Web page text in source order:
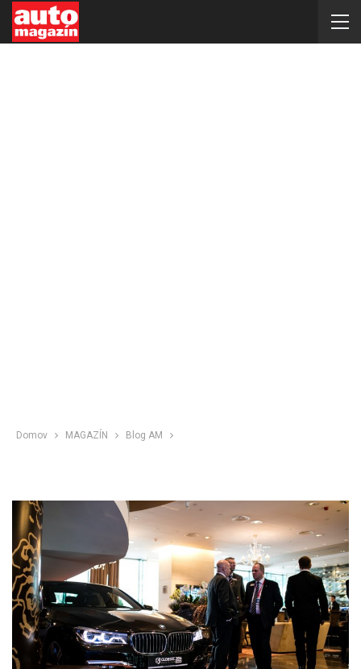
Domov MAGAZÍN Blog AM